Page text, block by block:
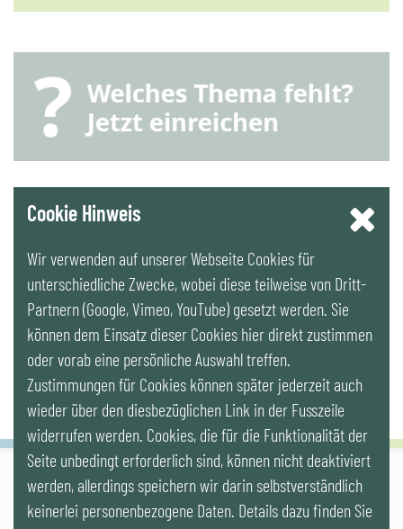
YouTube
LinkedIn
Newsletter
IG LEBENSZYKLUS BAU
Wipplingerstr. 10/Top 9, Stoß im Himmel, A-1010 Wien
Cookie Hinweis
Wir verwenden auf unserer Webseite Cookies für
unterschiedliche Zwecke, wobei diese teilweise von Dritt-
Partnern (Google, Vimeo, YouTube) gesetzt werden. Sie
können dem Einsatz dieser Cookies hier direkt zustimmen
oder vorab eine persönliche Auswahl treffen.
Zustimmungen für Cookies können später jederzeit auch
wieder über den diesbezüglichen Link in der Fusszeile
widerrufen werden. Cookies, die für die Funktionalität der
Seite unbedingt erforderlich sind, können nicht deaktiviert
werden, allerdings speichern wir darin selbstverständlich
keinerlei personenbezogene Daten. Details dazu finden Sie